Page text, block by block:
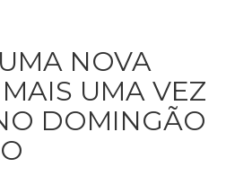
NOVA
UMA VEZ
DOMINGÃO